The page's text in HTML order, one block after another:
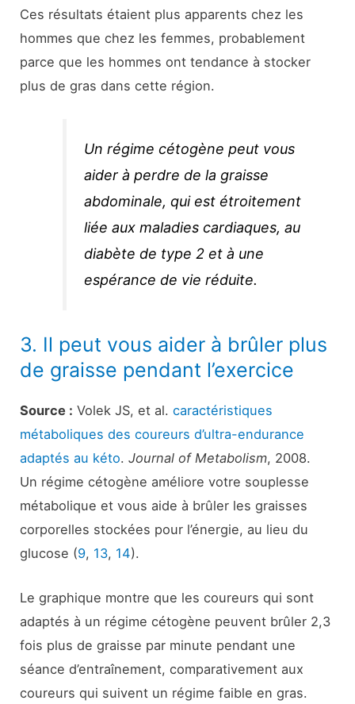
Ces résultats étaient plus apparents chez les
hommes que chez les femmes, probablement
parce que les hommes ont tendance à stocker
plus de gras dans cette région.
Un régime cétogène peut vous
aider à perdre de la graisse
abdominale, qui est étroitement
liée aux maladies cardiaques, au
diabète de type 2 et à une
espérance de vie réduite.
3. Il peut vous aider à brûler plus
de graisse pendant l’exercice
Source : Volek JS, et al.caractéristiques
métaboliques des coureurs d’ultra-endurance
adaptés au kéto. Journal of Metabolism, 2008.
Un régime cétogène améliore votre souplesse
métabolique et vous aide à brûler les graisses
corporelles stockées pour l’énergie, au lieu du
glucose (9, 13, 14).
Le graphique montre que les coureurs qui sont
adaptés à un régime cétogène peuvent brûler 2,3
fois plus de graisse par minute pendant une
séance d’entraînement, comparativement aux
coureurs qui suivent un régime faible en gras.